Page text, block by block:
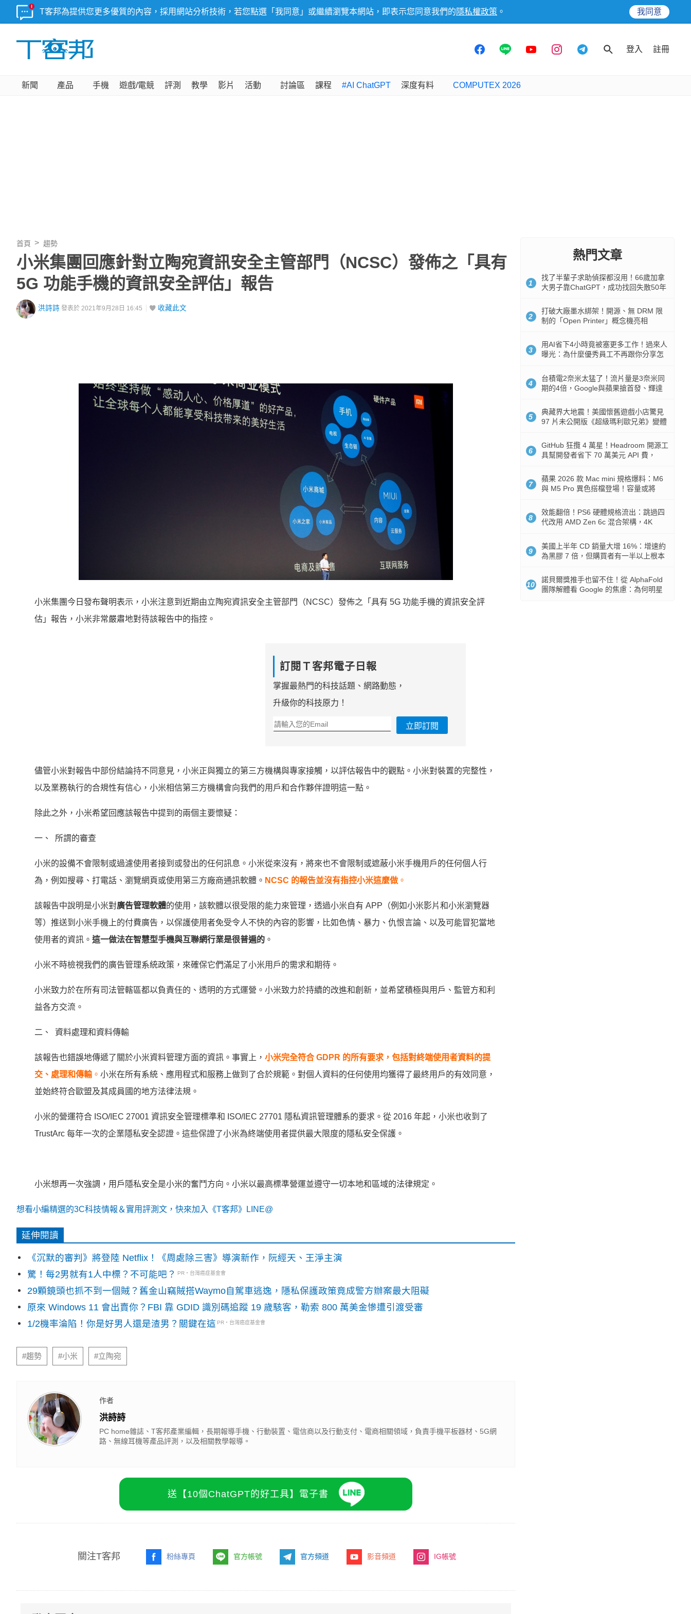
T客邦為提供您更多優質的內容，採用網站分析技術，若您點選「我同意」或繼續瀏覽本網站，即表示您同意我們的 隱私權政策 。 我同意
登入 註冊
新聞 產品 手機 遊戲/電競 評測 教學 影片 活動 討論區 課程 #AI ChatGPT 深度有料 COMPUTEX 2026
首頁 趨勢
小米集團回應針對立陶宛資訊安全主管部門（NCSC）發佈之「具有
5G 功能手機的資訊安全評估」報告
洪詩詩 發表於 2021年9月28日 16:45 收藏此文
小米集團今日發布聲明表示，小米注意到近期由立陶宛資訊安全主管部門（NCSC）發佈之「具有 5G 功能手機的資訊安全評
估」報告，小米非常嚴肅地對待該報告中的指控。
訂閱Ｔ客邦電子日報
掌握最熱門的科技話題、網路動態，
升級你的科技原力！
立即訂閱
儘管小米對報告中部份結論持不同意見，小米正與獨立的第三方機構與專家接觸，以評估報告中的觀點。小米對裝置的完整性，
以及業務執行的合規性有信心，小米相信第三方機構會向我們的用戶和合作夥伴證明這一點。
除此之外，小米希望回應該報告中提到的兩個主要懷疑：
一、 所謂的審查
小米的設備不會限制或過濾使用者接到或發出的任何訊息。小米從來沒有，將來也不會限制或遮蔽小米手機用戶的任何個人行
為，例如搜尋、打電話、瀏覽網頁或使用第三方廠商通訊軟體。 NCSC 的報告並沒有指控小米這麼做 。
該報告中說明是小米對廣告管理軟體的使用，該軟體以很受限的能力來管理，透過小米自有 APP（例如小米影片和小米瀏覽器
等）推送到小米手機上的付費廣告，以保護使用者免受令人不快的內容的影響，比如色情、暴力、仇恨言論、以及可能冒犯當地
使用者的資訊。 這一做法在智慧型手機與互聯網行業是很普遍的 。
小米不時檢視我們的廣告管理系統政策，來確保它們滿足了小米用戶的需求和期待。
小米致力於在所有司法管轄區都以負責任的、透明的方式運營。小米致力於持續的改進和創新，並希望積極與用戶、監管方和利
益各方交流。
二、 資料處理和資料傳輸
該報告也錯誤地傳遞了關於小米資料管理方面的資訊。事實上， 小米完全符合 GDPR 的所有要求，包括對終端使用者資料的提
交、處理和傳輸。 小米在所有系統、應用程式和服務上做到了合於規範。對個人資料的任何使用均獲得了最終用戶的有效同意，
並始終符合歐盟及其成員國的地方法律法規。
小米的營運符合 ISO/IEC 27001 資訊安全管理標準和 ISO/IEC 27701 隱私資訊管理體系的要求。從 2016 年起，小米也收到了
TrustArc 每年一次的企業隱私安全認證。這些保證了小米為終端使用者提供最大限度的隱私安全保護。
小米想再一次強調，用戶隱私安全是小米的奮鬥方向。小米以最高標準營運並遵守一切本地和區域的法律規定。
想看小編精選的3C科技情報＆實用評測文，快來加入《T客邦》LINE@
延伸閱讀
《沉默的審判》將登陸 Netflix！《周處除三害》導演新作，阮經天、王淨主演
驚！每2男就有1人中標？不可能吧？
PR・台灣癌症基金會
29顆鏡頭也抓不到一個賊？舊金山竊賊搭Waymo自駕車逃逸，隱私保護政策竟成警方辦案最大阻礙
原來 Windows 11 會出賣你？FBI 靠 GDID 識別碼追蹤 19 歲駭客，勒索 800 萬美金慘遭引渡受審
1/2機率淪陷！你是好男人還是渣男？關鍵在這 PR・台灣癌症基金會
#趨勢 #小米 #立陶宛
作者
洪詩詩
PC home雜誌、T客邦產業編輯，長期報導手機、行動裝置、電信商以及行動支付、電商相關領域，負責手機平板器材、5G網
路、無線耳機等產品評測，以及相關教學報導。
送【10個ChatGPT的好工具】電子書
關注T客邦 粉絲專頁 官方帳號 官方頻道 影音頻道 IG帳號
熱門文章
1
找了半輩子求助偵探都沒用！66歲加拿
大男子靠ChatGPT，成功找回失散50年
2
打破大廠墨水綁架！開源、無 DRM 限
制的「Open Printer」概念機亮相
3
用AI省下4小時竟被塞更多工作！過來人
曝光：為什麼優秀員工不再跟你分享怎
4
台積電2奈米太猛了！流片量是3奈米同
期的4倍，Google與蘋果搶首發、輝達
5
典藏界大地震！美國懷舊遊戲小店驚見
97 片未公開版《超級瑪利歐兄弟》變體
6
GitHub 狂攬 4 萬星！Headroom 開源工
具幫開發者省下 70 萬美元 API 費，
7
蘋果 2026 款 Mac mini 規格爆料：M6
與 M5 Pro 異色搭檔登場！容量或將
8
效能翻倍！PS6 硬體規格流出：跳過四
代改用 AMD Zen 6c 混合架構，4K
9
美國上半年 CD 銷量大增 16%：增速約
為黑膠 7 倍，但購買者有一半以上根本
10
諾貝爾獎推手也留不住！從 AlphaFold
團隊解體看 Google 的焦慮：為何明星